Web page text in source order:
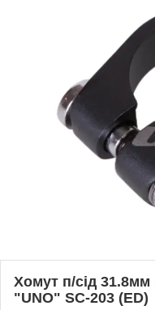
Хомут п/сід
"UNO" SC-203 (ED)